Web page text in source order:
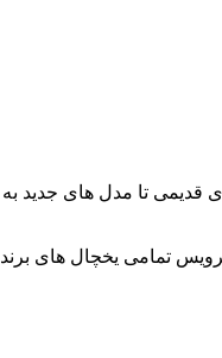
تا مدل های جدید
تمامی یخچال های